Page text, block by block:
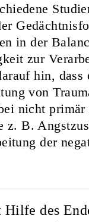
in der
zur
hin,
von
nicht primär
B.
der
des